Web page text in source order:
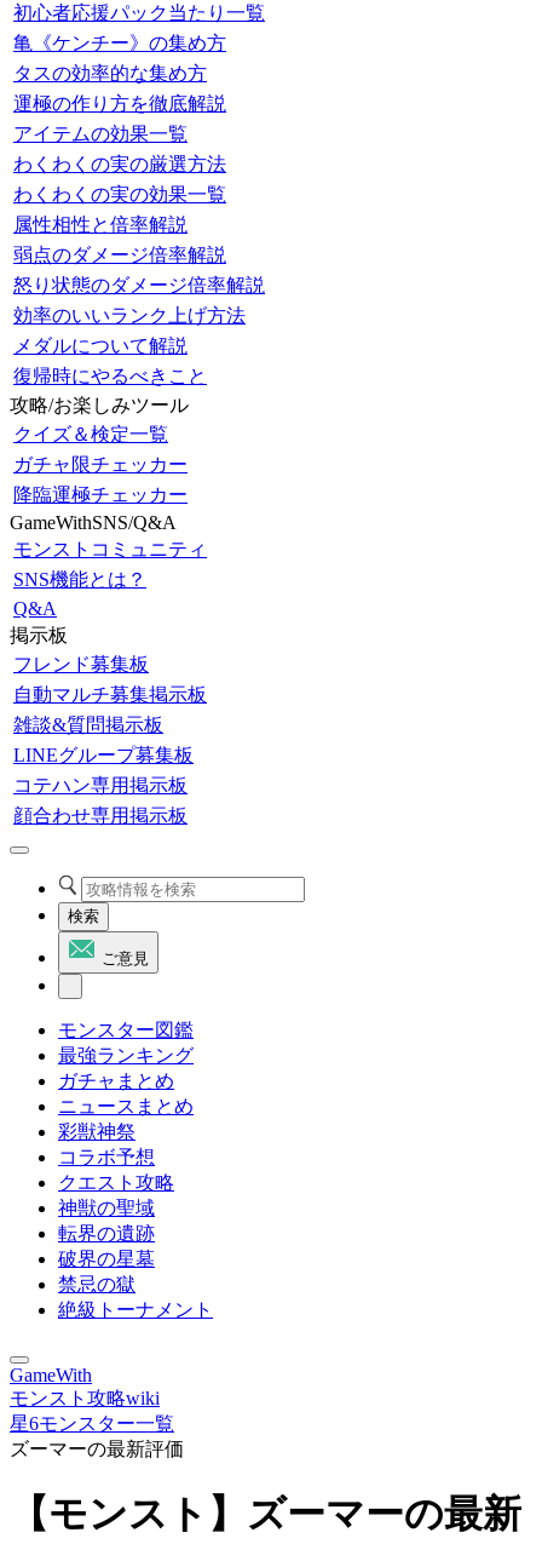
初心者応援パック当たり一覧
亀《ケンチー》の集め方
タスの効率的な集め方
運極の作り方を徹底解説
アイテムの効果一覧
わくわくの実の厳選方法
わくわくの実の効果一覧
属性相性と倍率解説
弱点のダメージ倍率解説
怒り状態のダメージ倍率解説
効率のいいランク上げ方法
メダルについて解説
復帰時にやるべきこと
攻略/お楽しみツール
クイズ＆検定一覧
ガチャ限チェッカー
降臨運極チェッカー
GameWithSNS/Q&A
モンストコミュニティ
SNS機能とは？
Q&A
掲示板
フレンド募集板
自動マルチ募集掲示板
雑談&質問掲示板
LINEグループ募集板
コテハン専用掲示板
顔合わせ専用掲示板
検索
ご意見
モンスター図鑑
最強ランキング
ガチャまとめ
ニュースまとめ
彩獣神祭
コラボ予想
クエスト攻略
神獣の聖域
転界の遺跡
破界の星墓
禁忌の獄
絶級トーナメント
GameWith
モンスト攻略wiki
星6モンスター一覧
ズーマーの最新評価
【モンスト】ズーマーの最新